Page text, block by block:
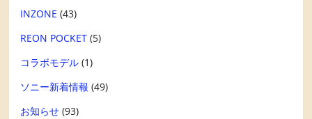
INZONE (43)
REON POCKET (5)
コラボモデル (1)
ソニー新着情報 (49)
お知らせ (93)